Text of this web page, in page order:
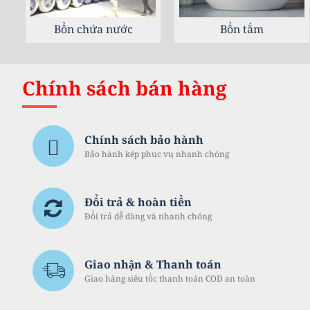
Combo trọn gói Gạch ốp
Chính sách bán hàng
Chính sách bảo hành
Bảo hành kép phục vụ nhanh chóng
Đổi trả & hoàn tiền
Đổi trả dễ dàng và nhanh chóng
Giao nhận & Thanh toán
Giao hàng siêu tốc thanh toán COD an toàn